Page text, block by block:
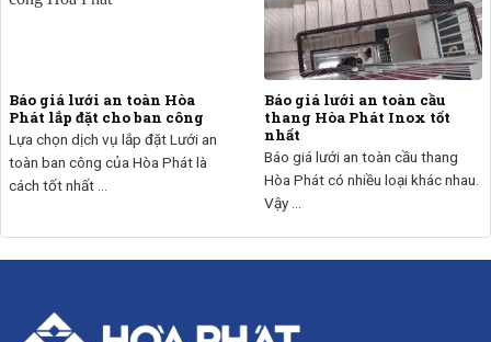
Báo giá lưới an toàn Hòa
Phát lắp đặt cho ban công
Lựa chọn dịch vụ lắp đặt Lưới an
toàn ban công của Hòa Phát là
cách tốt nhất ...
Báo giá lưới an toàn cầu
thang Hòa Phát Inox tốt
nhất
Báo giá lưới an toàn cầu thang
Hòa Phát có nhiều loại khác nhau.
Vậy ...